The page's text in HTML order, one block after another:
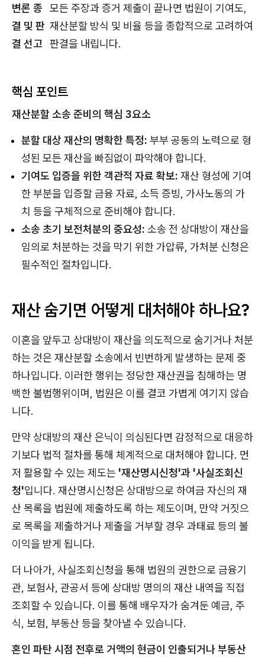
변론 종
결 및 판
결 선고
모든 주장과 증거 제출이 끝나면 법원이 기여도,
재산분할 방식 및 비율 등을 종합적으로 고려하여
판결을 내립니다.
핵심 포인트
재산분할 소송 준비의 핵심 3요소
분할 대상 재산의 명확한 특정: 부부 공동의 노력으로 형
성된 모든 재산을 빠짐없이 파악해야 합니다.
기여도 입증을 위한 객관적 자료 확보: 재산 형성에 기여
한 부분을 입증할 금융 자료, 소득 증빙, 가사노동의 가
치 등을 구체적으로 준비해야 합니다.
소송 초기 보전처분의 중요성: 소송 전 상대방이 재산을
임의로 처분하는 것을 막기 위한 가압류, 가처분 신청은
필수적인 절차입니다.
재산 숨기면 어떻게 대처해야 하나요?
이혼을 앞두고 상대방이 재산을 의도적으로 숨기거나 처분
하는 것은 재산분할 소송에서 빈번하게 발생하는 문제 중
하나입니다. 이러한 행위는 정당한 재산권을 침해하는 명
백한 불법행위이며, 법원은 이를 결코 가볍게 여기지 않습
니다.
만약 상대방의 재산 은닉이 의심된다면 감정적으로 대응하
기보다 법적 절차를 통해 체계적으로 대처해야 합니다. 먼
저 활용할 수 있는 제도는 '재산명시신청'과 '사실조회신
청'입니다. 재산명시신청은 상대방으로 하여금 자신의 재
산 목록을 법원에 제출하도록 하는 제도이며, 만약 거짓으
로 목록을 제출하거나 제출을 거부할 경우 과태료 등의 불
이익을 받게 됩니다.
더 나아가, 사실조회신청을 통해 법원의 권한으로 금융기
관, 보험사, 관공서 등에 상대방 명의의 재산 내역을 직접
조회할 수 있습니다. 이를 통해 배우자가 숨겨둔 예금, 주
식, 보험, 부동산 등을 찾아낼 수 있습니다.
혼인 파탄 시점 전후로 거액의 현금이 인출되거나 부동산